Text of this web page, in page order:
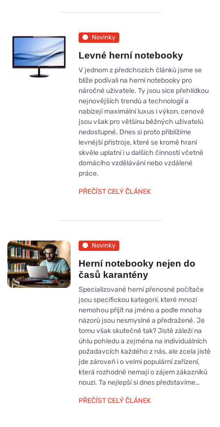
Novinky
Levné herní notebooky
V jednom z předchozích článků jsme se
blíže podívali na herní notebooky pro
náročné uživatele. Ty jsou sice přehlídkou
nejnovějších trendů a technologií a
nabízejí maximální luxus i výkon, cenově
jsou však pro většinu běžných uživatelů
nedostupné. Dnes si proto přiblížíme
levnější přístroje, které se kromě hraní
skvěle uplatní i u dalších činností včetně
domácího vzdělávání nebo vzdálené
práce.
PŘEČÍST CELÝ ČLÁNEK
Novinky
Herní notebooky nejen do
časů karantény
Specializované herní přenosné počítače
jsou specifickou kategorií, které mnozí
nemohou přijít na jméno a podle mnoha
názorů jsou nesmyslné a předražené. Je
tomu však skutečně tak? Jistě záleží na
úhlu pohledu a zejména na individuálních
požadavcích každého z nás, ale zcela jistě
jde zároveň i o velmi populární zařízení,
která rozhodně nemají o zájem zákazníků
nouzi. Ta nejlepší si dnes představíme…
PŘEČÍST CELÝ ČLÁNEK